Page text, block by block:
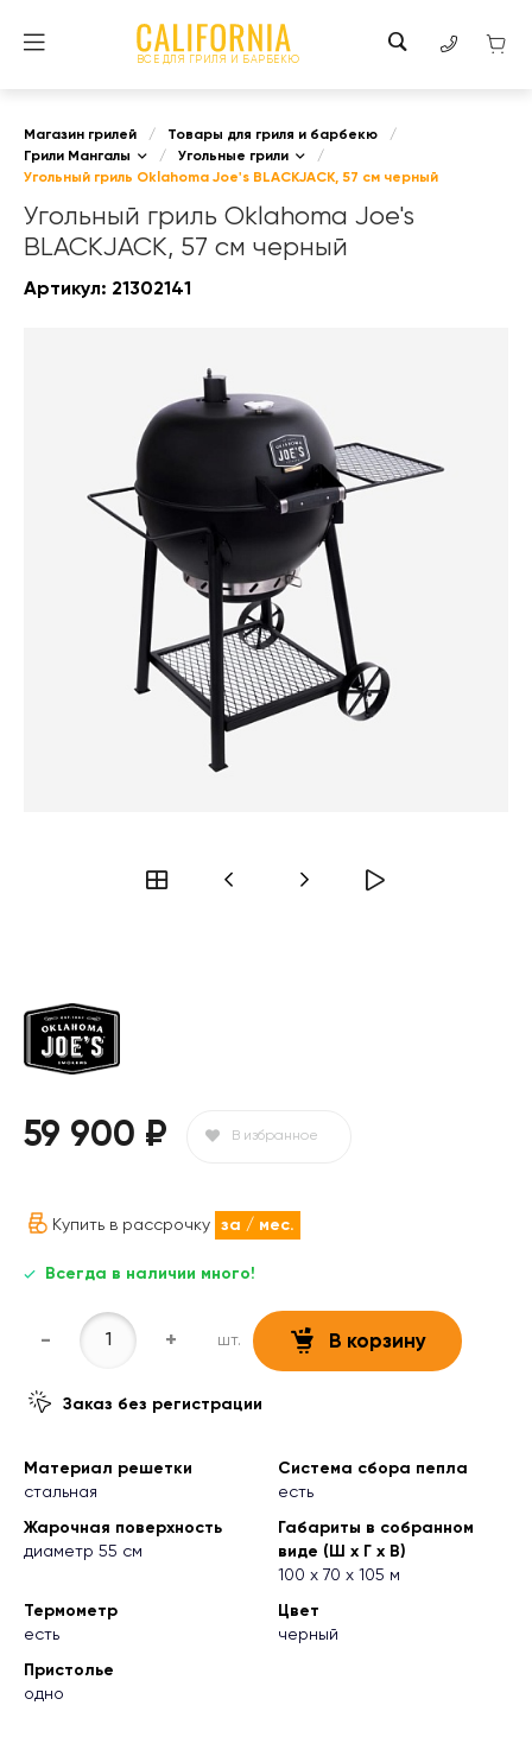
ВСЕ ДЛЯ ГРИЛЯ И БАРБЕКЮ
Магазин грилей / Товары для гриля и барбекю
/
Грили Мангалы
/ Угольные грили
/
Угольный гриль Oklahoma Joe's BLACKJACK, 57 см черный
Угольный гриль Oklahoma Joe's
BLACKJACK, 57 см черный
Артикул: 21302141
59 900 ₽ В избранное
Купить в рассрочку за / мес.
Всегда в наличии много!
- + шт. В корзину
Заказ без регистрации
Материал решетки
стальная
Система сбора пепла
есть
Жарочная поверхность
диаметр 55 см
Габариты в собранном
виде (Ш х Г х В)
100 х 70 х 105 м
Термометр
есть
Цвет
черный
Пристолье
одно